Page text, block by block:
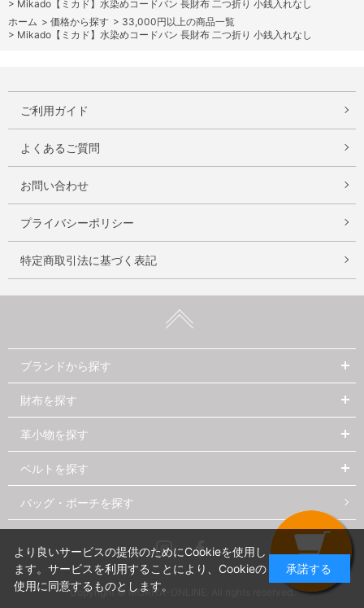
> Mikado【ミカド】水染めコードバン 長財布 二つ折り 小銭入れなし
ホーム > 価格から探す > 33,000円以上の商品一覧
> Mikado【ミカド】水染めコードバン 長財布 二つ折り 小銭入れなし
ご利用ガイド
よくあるご質問
お問い合わせ
プライバシーポリシー
特定商取引法に基づく表記
ブランドから探す
財布を探す
革小物を探す
ベルトを探す
バッグ・ポーチを探す
InstagramFacebook
Copyright © MORIYA-ONLINE. All rights reserved.
より良いサービスの提供のためにCookieを使用し
ます。サービスを利用することにより、Cookieの
使用に同意するものとします。
承諾する